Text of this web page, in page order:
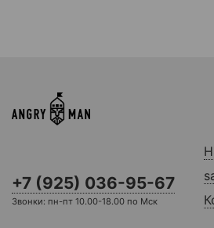
+7 (925) 036-95-67
Звонки: пн-пт 10.00-18.00 по Мск